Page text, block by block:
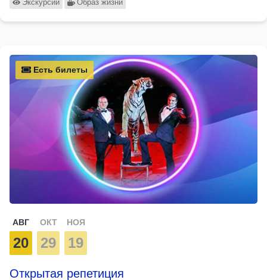
Экскурсии Образ жизни
Есть билеты
АВГ
20
ОКТ
29
НОЯ
19
Открытая репетиция